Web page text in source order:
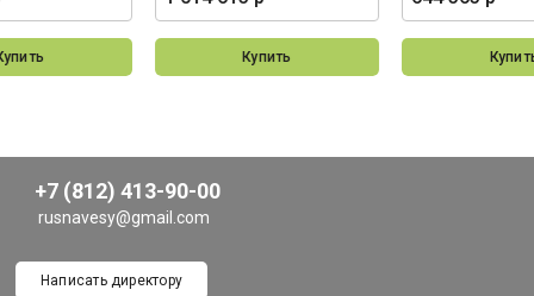
Купить
+7 (812) 413-90-00
rusnavesy@gmail.com
Написать директору